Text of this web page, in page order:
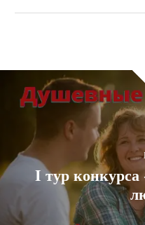
I тур